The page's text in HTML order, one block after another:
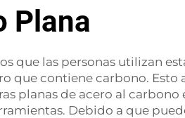
Plana
que las personas utilizan
que contiene carbono. Esto
planas de acero al carbono
Debido a que